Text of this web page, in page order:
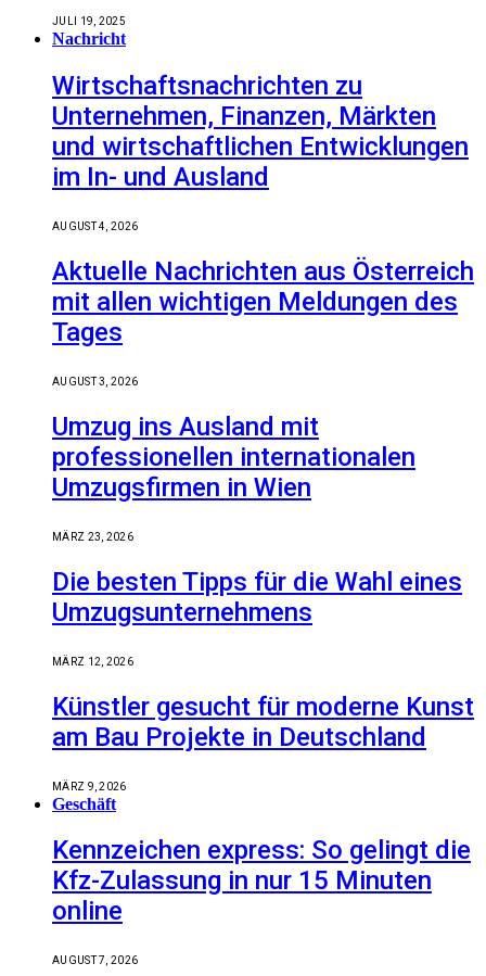
JULI 19, 2025
Nachricht
Wirtschaftsnachrichten zu
Unternehmen, Finanzen, Märkten
und wirtschaftlichen Entwicklungen
im In- und Ausland
AUGUST 4, 2026
Aktuelle Nachrichten aus Österreich
mit allen wichtigen Meldungen des
Tages
AUGUST 3, 2026
Umzug ins Ausland mit
professionellen internationalen
Umzugsfirmen in Wien
MÄRZ 23, 2026
Die besten Tipps für die Wahl eines
Umzugsunternehmens
MÄRZ 12, 2026
Künstler gesucht für moderne Kunst
am Bau Projekte in Deutschland
MÄRZ 9, 2026
Geschäft
Kennzeichen express: So gelingt die
Kfz-Zulassung in nur 15 Minuten
online
AUGUST 7, 2026